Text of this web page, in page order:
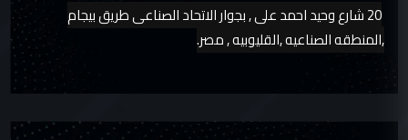
20 شارع وحيد احمد على , بجوار الاتحاد الصناعى طريق بيجام
,المنطقه الصناعيه ,القليوبيه , مصر.